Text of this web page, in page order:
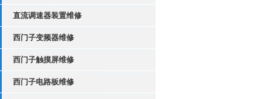
直流调速器装置维修
西门子变频器维修
西门子触摸屏维修
西门子电路板维修